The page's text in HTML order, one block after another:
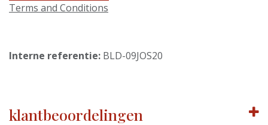
Terms and Conditions
Interne referentie: BLD-09JOS20
klantbeoordelingen